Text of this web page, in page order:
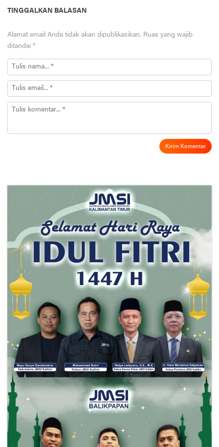
TINGGALKAN BALASAN
Alamat email Anda tidak akan dipublikasikan. Ruas yang wajib
ditandai *